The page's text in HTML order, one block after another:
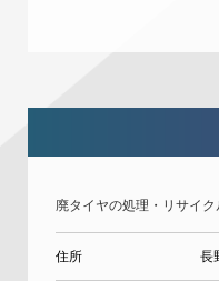
廃タイヤの処理・リサイ
住所 長